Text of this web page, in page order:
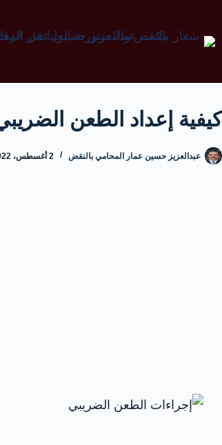
كيفية إعداد الطعن
عبدالعزيز حسين عمار المحامي بالنقض 2 أغسطس، 2022